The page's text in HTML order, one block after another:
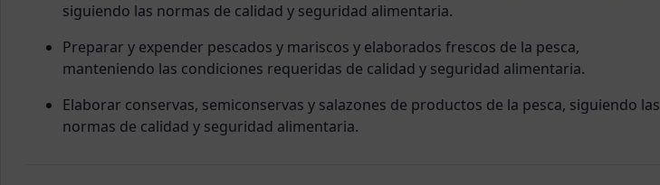
siguiendo las normas de calidad y seguridad alimentaria.
Preparar y expender pescados y mariscos y elaborados frescos de la pesca,
manteniendo las condiciones requeridas de calidad y seguridad alimentaria.
Elaborar conservas, semiconservas y salazones de productos de la pesca, siguiendo las
normas de calidad y seguridad alimentaria.